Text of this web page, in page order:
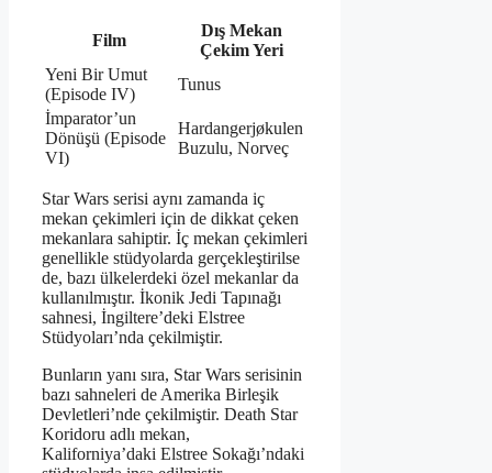
Film
Dış Mekan
Çekim Yeri
Yeni Bir Umut
(Episode IV)
Tunus
İmparator’un
Dönüşü (Episode
VI)
Hardangerjøkulen
Buzulu, Norveç
Star Wars serisi aynı zamanda iç
mekan çekimleri için de dikkat çeken
mekanlara sahiptir. İç mekan çekimleri
genellikle stüdyolarda gerçekleştirilse
de, bazı ülkelerdeki özel mekanlar da
kullanılmıştır. İkonik Jedi Tapınağı
sahnesi, İngiltere’deki Elstree
Stüdyoları’nda çekilmiştir.
Bunların yanı sıra, Star Wars serisinin
bazı sahneleri de Amerika Birleşik
Devletleri’nde çekilmiştir. Death Star
Koridoru adlı mekan,
Kaliforniya’daki Elstree Sokağı’ndaki